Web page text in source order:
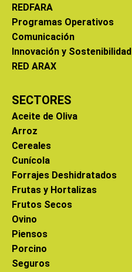
REDFARA
Programas Operativos
Comunicación
Innovación y Sostenibilidad
RED ARAX
SECTORES
Aceite de Oliva
Arroz
Cereales
Cunícola
Forrajes Deshidratados
Frutas y Hortalizas
Frutos Secos
Ovino
Piensos
Porcino
Seguros